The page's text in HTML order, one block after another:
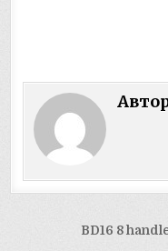
Навигация
BD16 8